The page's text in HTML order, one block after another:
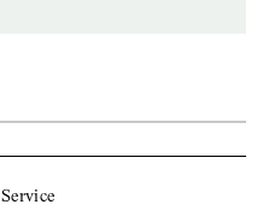
Service